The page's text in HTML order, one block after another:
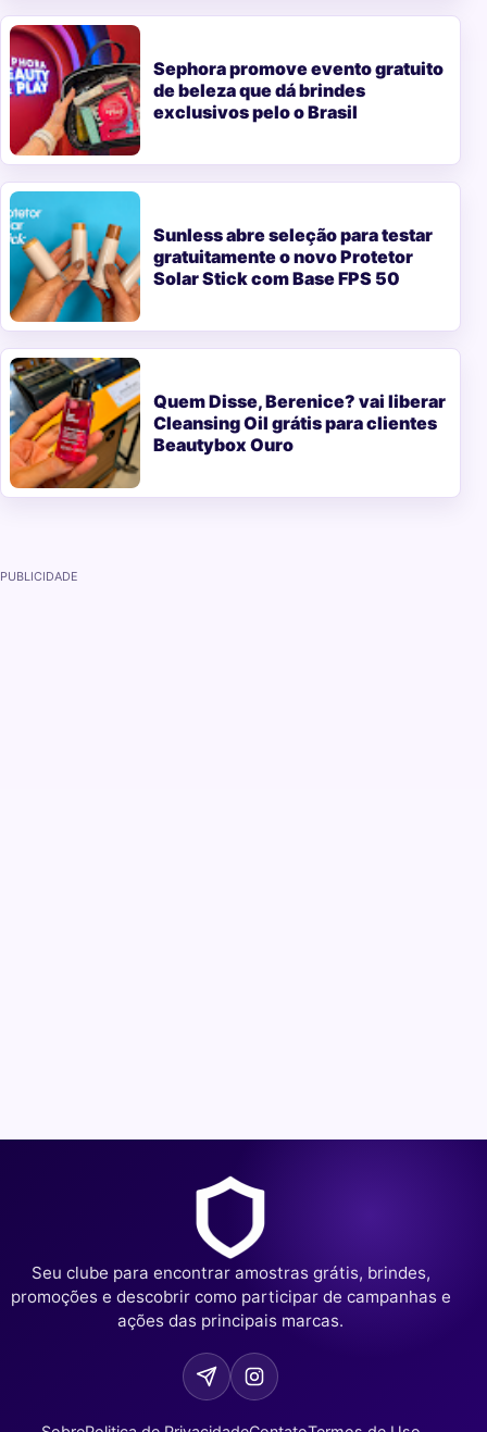
Sephora promove evento gratuito
de beleza que dá brindes
exclusivos pelo o Brasil
Sunless abre seleção para testar
gratuitamente o novo Protetor
Solar Stick com Base FPS 50
Quem Disse, Berenice? vai liberar
Cleansing Oil grátis para clientes
Beautybox Ouro
PUBLICIDADE
Seu clube para encontrar amostras grátis, brindes,
promoções e descobrir como participar de campanhas e
ações das principais marcas.